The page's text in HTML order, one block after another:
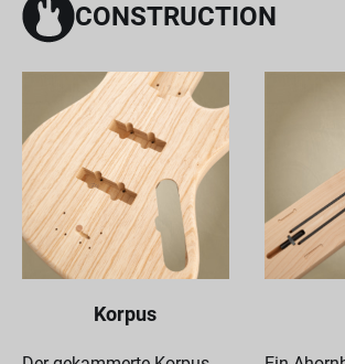
CONSTRUCTION
Korpus